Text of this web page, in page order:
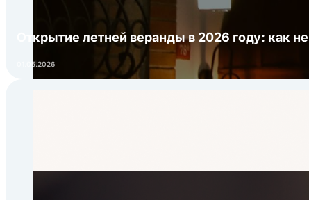
Открытие летней веранды в 2026 году: как
01.05.2026